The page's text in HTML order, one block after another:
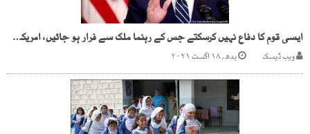
ایسی قوم کا دفاع نہیں کرسکتے جس کے رہنما ملک سے فرار ہو جائیں، امریکی صدر
ویب ڈیسک بدھ, ۱۸ اگست ۲۰۲۱